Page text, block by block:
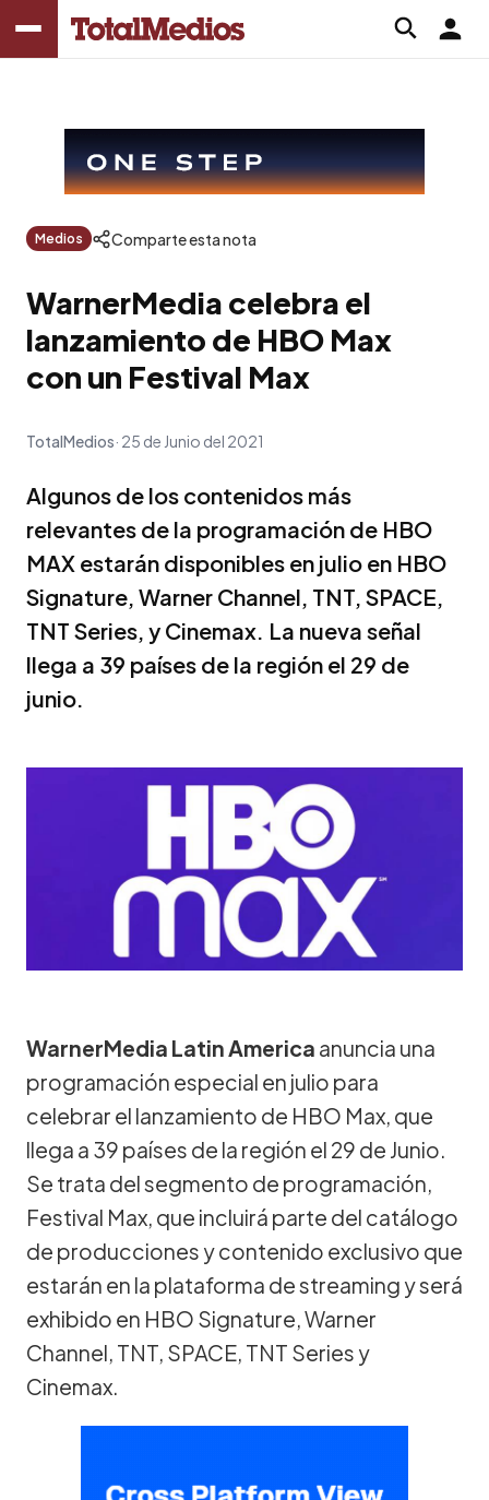
Medios Comparte esta nota
WarnerMedia celebra el
lanzamiento de HBO Max
con un Festival Max
TotalMedios 25 de Junio del 2021
Algunos de los contenidos más
relevantes de la programación de HBO
MAX estarán disponibles en julio en HBO
Signature, Warner Channel, TNT, SPACE,
TNT Series, y Cinemax. La nueva señal
llega a 39 países de la región el 29 de
junio.
WarnerMedia Latin America anuncia una
programación especial en julio para
celebrar el lanzamiento de HBO Max, que
llega a 39 países de la región el 29 de Junio.
Se trata del segmento de programación,
Festival Max, que incluirá parte del catálogo
de producciones y contenido exclusivo que
estarán en la plataforma de streaming y será
exhibido en HBO Signature, Warner
Channel, TNT, SPACE, TNT Series y
Cinemax.